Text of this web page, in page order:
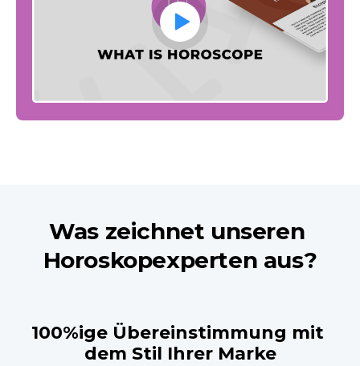
Was zeichnet unseren
Horoskopexperten aus?
100%ige Übereinstimmung mit
dem Stil Ihrer Marke